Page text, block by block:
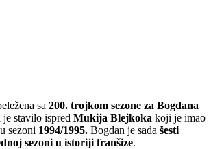
sa 200. trojkom sezone za Bogdana
je stavilo ispred Mukija Blejkoka koji je imao
sezoni 1994/1995. Bogdan je sada šesti
sezoni u istoriji franšize.